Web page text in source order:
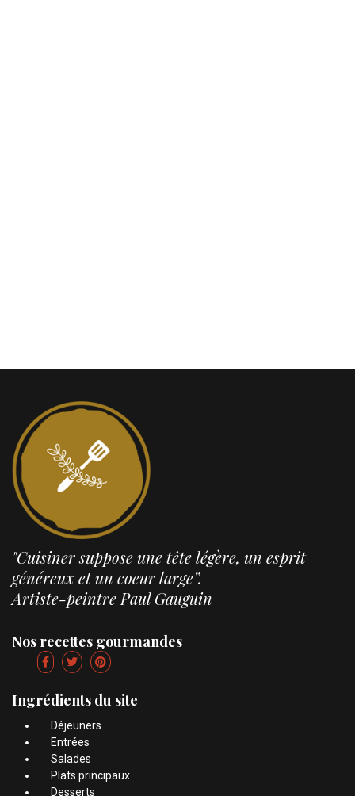
"Cuisiner suppose une tête légère, un esprit
généreux et un coeur large”.
Artiste-peintre Paul Gauguin
Nos recettes gourmandes
Ingrédients du site
Déjeuners
Entrées
Salades
Plats principaux
Desserts